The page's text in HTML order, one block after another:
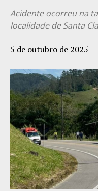
Acidente ocorreu na
localidade de Santa
5 de outubro de 2025